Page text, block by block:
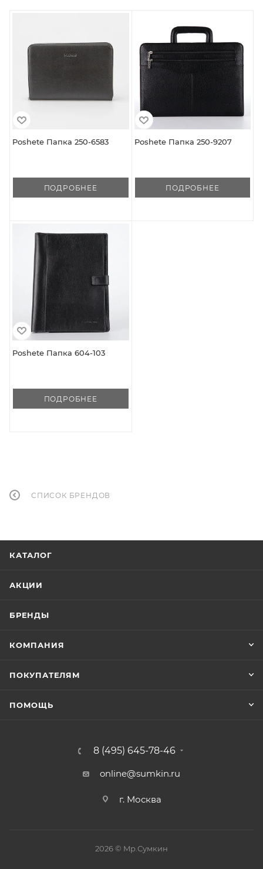
Poshete Папка 250-6583
ПОДРОБНЕЕ
Poshete Папка 250-9207
ПОДРОБНЕЕ
Poshete Папка 604-103
ПОДРОБНЕЕ
СПИСОК БРЕНДОВ
КАТАЛОГ
АКЦИИ
БРЕНДЫ
КОМПАНИЯ
ПОКУПАТЕЛЯМ
ПОМОЩЬ
8 (495) 645-78-46
online@sumkin.ru
г. Москва
2026 © Mр.Сумкин